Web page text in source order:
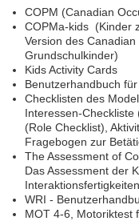
COPM (Canadian
COPMa-kids (Kinder
Version des
Grundschulkinder)
Kids Activity Cards
Benutzerhandbuch
Checklisten des
Interessen-
(Role Checklist),
Fragebogen zur
The Assessment of
Das Assessment der
Interaktionsfertigkeiten
WRI -
MOT 4-6, Motoriktest